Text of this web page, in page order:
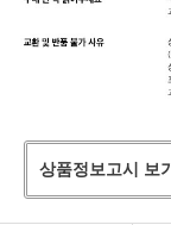
상품정보고시 보기